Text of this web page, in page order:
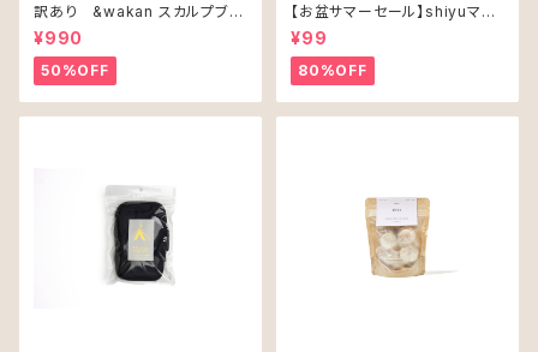
訳あり &wakan スカルプブラ
シ
¥990
50%OFF
【お盆サマーセール】shiyuマッ
サージバスオイル（1包）
¥99
80%OFF